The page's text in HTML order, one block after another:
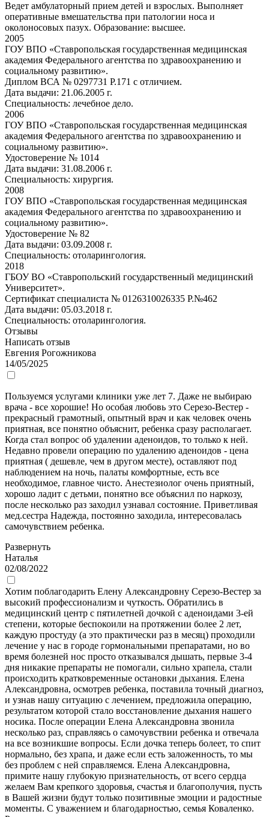
Ведет амбулаторный прием детей и взрослых. Выполняет
оперативные вмешательства при патологии носа и
околоносовых пазух. Образование: высшее.
2005
ГОУ ВПО «Ставропольская государственная медицинская
академия Федерального агентства по здравоохранению и
социальному развитию».
Диплом ВСА № 0297731 Р.171 с отличием.
Дата выдачи: 21.06.2005 г.
Специальность: лечебное дело.
2006
ГОУ ВПО «Ставропольская государственная медицинская
академия Федерального агентства по здравоохранению и
социальному развитию».
Удостоверение № 1014
Дата выдачи: 31.08.2006 г.
Специальность: хирургия.
2008
ГОУ ВПО «Ставропольская государственная медицинская
академия Федерального агентства по здравоохранению и
социальному развитию».
Удостоверение № 82
Дата выдачи: 03.09.2008 г.
Специальность: отоларингология.
2018
ГБОУ ВО «Ставропольский государственный медицинский
Университет».
Сертификат специалиста № 0126310026335 Р.№462
Дата выдачи: 05.03.2018 г.
Специальность: отоларингология.
Отзывы
Написать отзыв
Евгения Рогожникова
14/05/2025
Пользуемся услугами клиники уже лет 7. Даже не выбираю
врача - все хорошие! Но особая любовь это Серезо-Вестер -
прекрасный грамотный, опытный врач и как человек очень
приятная, все понятно объяснит, ребенка сразу располагает.
Когда стал вопрос об удалении аденоидов, то только к ней.
Недавно провели операцию по удалению аденоидов - цена
приятная ( дешевле, чем в другом месте), оставляют под
наблюдением на ночь, палаты комфортные, есть все
необходимое, главное чисто. Анестезиолог очень приятный,
хорошо ладит с детьми, понятно все объяснил по наркозу,
после несколько раз заходил узнавал состояние. Приветливая
мед.сестра Надежда, постоянно заходила, интересовалась
самочувствием ребенка.
Развернуть
Наталья
02/08/2022
Хотим поблагодарить Елену Александровну Серезо-Вестер за
высокий профессионализм и чуткость. Обратились в
медицинский центр с пятилетней дочкой с аденоидами 3-ей
степени, которые беспокоили на протяжении более 2 лет,
каждую простуду (а это практически раз в месяц) проходили
лечение у нас в городе гормональными препаратами, но во
время болезней нос просто отказывался дышать, первые 3-4
дня никакие препараты не помогали, сильно храпела, стали
происходить кратковременные остановки дыхания. Елена
Александровна, осмотрев ребенка, поставила точный диагноз,
и узнав нашу ситуацию с лечением, предложила операцию,
результатом которой стало восстановление дыхания нашего
носика. После операции Елена Александровна звонила
несколько раз, справляясь о самочувствии ребенка и отвечала
на все возникшие вопросы. Если дочка теперь болеет, то спит
нормально, без храпа, и даже если есть заложенность, то мы
без проблем с ней справляемся. Елена Александровна,
примите нашу глубокую признательность, от всего сердца
желаем Вам крепкого здоровья, счастья и благополучия, пусть
в Вашей жизни будут только позитивные эмоции и радостные
моменты. С уважением и благодарностью, семья Коваленко.